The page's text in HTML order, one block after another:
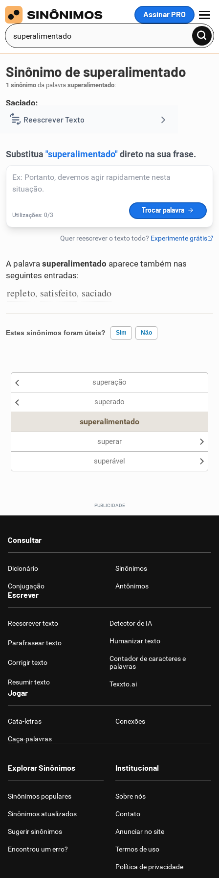
Assinar PRO
MENU
Reescrever Texto
Corrigir Texto
Humanizador de IA
Conexões
Dicionário
Sinônimo de superalimentado
1 sinônimo da palavra superalimentado:
Saciado:
1 cheio.
A palavra superalimentado aparece também nas
seguintes entradas:
repleto, satisfeito, saciado
Estes sinônimos foram úteis? Sim Não
Nenhum dos sinônimos apresentados me ajudou
superação
superado
superalimentado
superar
superável
Consultar
Dicionário Sinônimos
Conjugação Antônimos
Escrever
Reescrever texto
Parafrasear texto
Corrigir texto
Resumir texto
Detector de IA
Humanizar texto
Contador de caracteres e
palavras
Texxto.ai
Jogar
Cata-letras Conexões
Caça-palavras
Explorar Sinônimos
Sinônimos populares
Sinônimos atualizados
Sugerir sinônimos
Encontrou um erro?
Institucional
Sobre nós
Contato
Anunciar no site
Termos de uso
Política de privacidade